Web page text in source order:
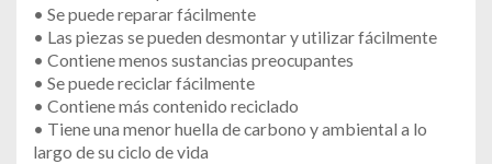
• Se puede reparar fácilmente
• Las piezas se pueden desmontar y utilizar fácilmente
• Contiene menos sustancias preocupantes
• Se puede reciclar fácilmente
• Contiene más contenido reciclado
• Tiene una menor huella de carbono y ambiental a lo
largo de su ciclo de vida